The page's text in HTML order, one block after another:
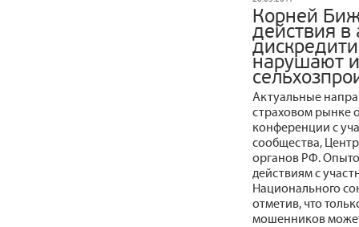
Корней
действия в
нарушают
Актуальные
страховом рынке
конференции с
сообщества,
органов РФ.
действиям с
Национального
отметив, что
мошенников